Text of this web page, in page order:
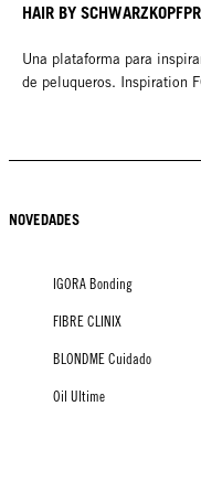
HAIR BY
Una plataforma para
de peluqueros. Inspiration
NOVEDADES
IGORA Bonding
FIBRE CLINIX
BLONDME Cuidado
Oil Ultime